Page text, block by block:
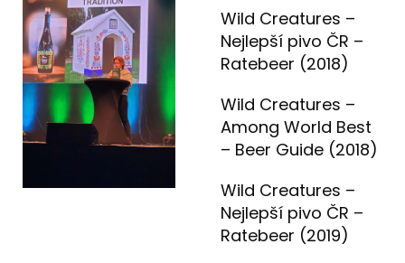
Wild Creatures –
Nejlepší pivo ČR –
Ratebeer (2018)
Wild Creatures –
Among World Best
– Beer Guide (2018)
Wild Creatures –
Nejlepší pivo ČR –
Ratebeer (2019)